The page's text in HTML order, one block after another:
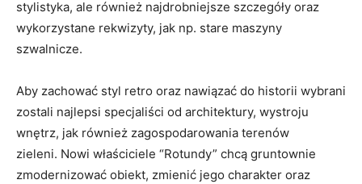
stylistyka, ale również najdrobniejsze szczegóły oraz
wykorzystane rekwizyty, jak np. stare maszyny
szwalnicze.
Aby zachować styl retro oraz nawiązać do historii wybrani
zostali najlepsi specjaliści od architektury, wystroju
wnętrz, jak również zagospodarowania terenów
zieleni. Nowi właściciele “Rotundy” chcą gruntownie
zmodernizować obiekt, zmienić jego charakter oraz